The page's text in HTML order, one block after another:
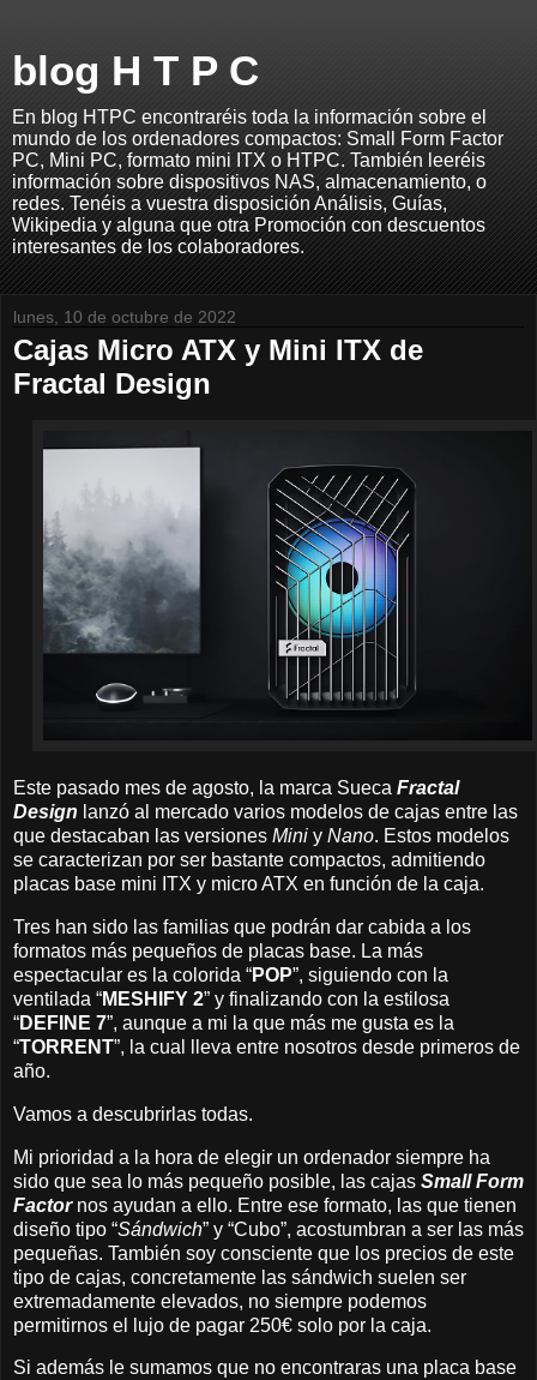
blog H T P C
En blog HTPC encontraréis toda la información sobre el
mundo de los ordenadores compactos: Small Form Factor
PC, Mini PC, formato mini ITX o HTPC. También leeréis
información sobre dispositivos NAS, almacenamiento, o
redes. Tenéis a vuestra disposición Análisis, Guías,
Wikipedia y alguna que otra Promoción con descuentos
interesantes de los colaboradores.
lunes, 10 de octubre de 2022
Cajas Micro ATX y Mini ITX de
Fractal Design
Este pasado mes de agosto, la marca Sueca Fractal
Design lanzó al mercado varios modelos de cajas entre las
que destacaban las versiones Mini y Nano. Estos modelos
se caracterizan por ser bastante compactos, admitiendo
placas base mini ITX y micro ATX en función de la caja.
Tres han sido las familias que podrán dar cabida a los
formatos más pequeños de placas base. La más
espectacular es la colorida “POP”, siguiendo con la
ventilada “MESHIFY 2” y finalizando con la estilosa
“DEFINE 7”, aunque a mi la que más me gusta es la
“TORRENT”, la cual lleva entre nosotros desde primeros de
año.
Vamos a descubrirlas todas.
Mi prioridad a la hora de elegir un ordenador siempre ha
sido que sea lo más pequeño posible, las cajas Small Form
Factornos ayudan a ello. Entre ese formato, las que tienen
diseño tipo “Sándwich” y “Cubo”, acostumbran a ser las más
pequeñas. También soy consciente que los precios de este
tipo de cajas, concretamente las sándwich suelen ser
extremadamente elevados, no siempre podemos
permitirnos el lujo de pagar 250€ solo por la caja.
Si además le sumamos que no encontraras una placa base